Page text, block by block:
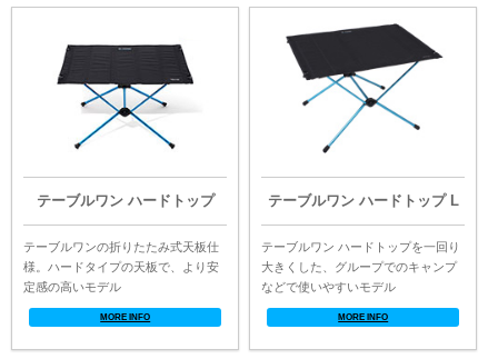
テーブルワン ハードトップ
テーブルワンの折りたたみ式天板仕
様。ハードタイプの天板で、より安
定感の高いモデル
MORE INFO
テーブルワン ハードトップ L
テーブルワン ハードトップを一回り
大きくした、グループでのキャンプ
などで使いやすいモデル
MORE INFO